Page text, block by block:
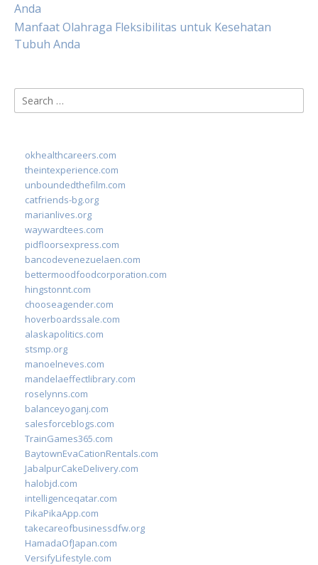
Anda
Manfaat Olahraga Fleksibilitas untuk Kesehatan
Tubuh Anda
Search
for:
okhealthcareers.com
theintexperience.com
unboundedthefilm.com
catfriends-bg.org
marianlives.org
waywardtees.com
pidfloorsexpress.com
bancodevenezuelaen.com
bettermoodfoodcorporation.com
hingstonnt.com
chooseagender.com
hoverboardssale.com
alaskapolitics.com
stsmp.org
manoelneves.com
mandelaeffectlibrary.com
roselynns.com
balanceyoganj.com
salesforceblogs.com
TrainGames365.com
BaytownEvaCationRentals.com
JabalpurCakeDelivery.com
halobjd.com
intelligenceqatar.com
PikaPikaApp.com
takecareofbusinessdfw.org
HamadaOfJapan.com
VersifyLifestyle.com